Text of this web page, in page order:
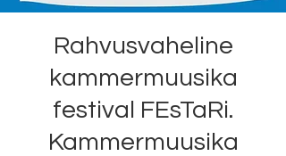
Rahvusvaheline
kammermuusika
festival FEsTaRi.
Kammermuusika